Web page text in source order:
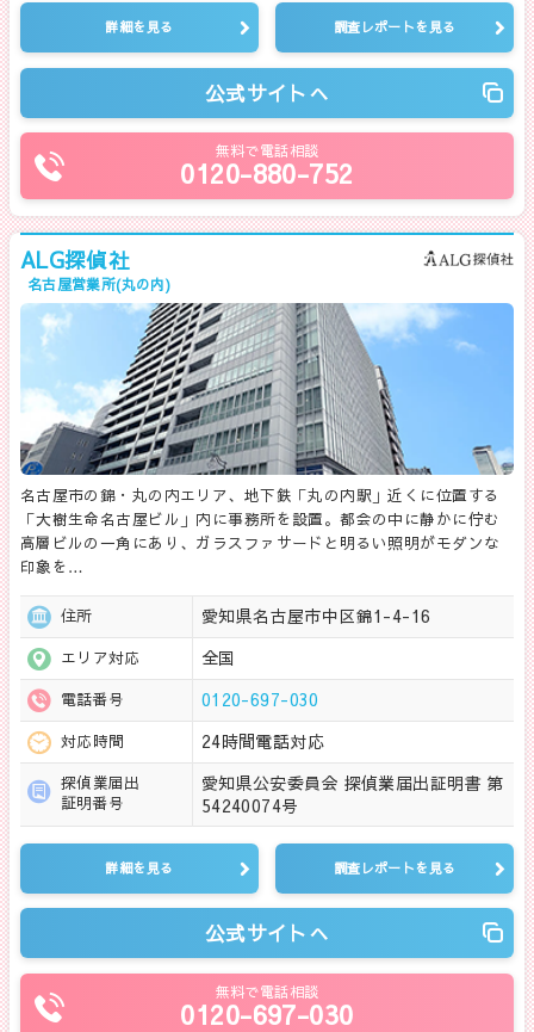
詳細を見る 調査レポートを見る
公式サイトへ
無料で電話相談
0120-880-752
ALG探偵社
名古屋営業所(丸の内)
名古屋市の錦・丸の内エリア、地下鉄「丸の内駅」近くに位置する
「大樹生命名古屋ビル」内に事務所を設置。都会の中に静かに佇む
高層ビルの一角にあり、ガラスファサードと明るい照明がモダンな
印象を…
住所 愛知県名古屋市中区錦1-4-16
エリア対応 全国
電話番号 0120-697-030
対応時間 24時間電話対応
探偵業届出
証明番号
愛知県公安委員会 探偵業届出証明書 第
54240074号
詳細を見る 調査レポートを見る
公式サイトへ
無料で電話相談
0120-697-030